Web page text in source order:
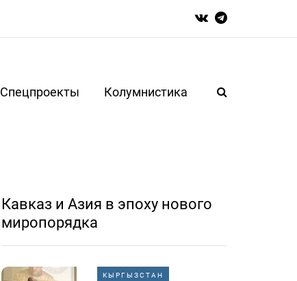
Спецпроекты Колумнистика
Кавказ и Азия в эпоху нового
миропорядка
КЫРГЫЗСТАН